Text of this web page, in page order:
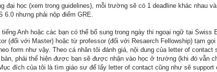
học (xem trong guidelines), mỗi trường sẽ có 1 deadline khác nhau
6.0 nhưng phải nộp điểm GRE.
Anh hoặc các bạn có thể bổ sung trong ngày thi ngoại ngữ tại Swiss
(đối với Master) hoặc từ professor (đối với Resaerch Fellowship) tạm gọi
form như vậy. Theo cá nhân tôi đánh giá, nội dung của letter of contact
phải thể hiện được bạn sẽ được nhận vào học ở trường (khi đó vẫn
đích của tôi là tìm giáo sư để lấy letter of contact cũng như sẽ support